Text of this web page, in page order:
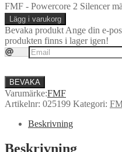
FMF - Powercore 2 Silencer
Lägg i varukorg
Bevaka produkt Ange din e-
produkten finns i lager igen!
BEVAKA
Varumärke:FMF
Artikelnr: 025199 Kategori:
Beskrivning
Beskrivning